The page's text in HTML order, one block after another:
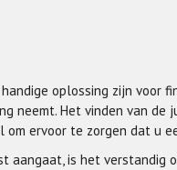
oplossing zijn voor
neemt. Het vinden van
ervoor te zorgen dat u
aangaat, is het verstandig